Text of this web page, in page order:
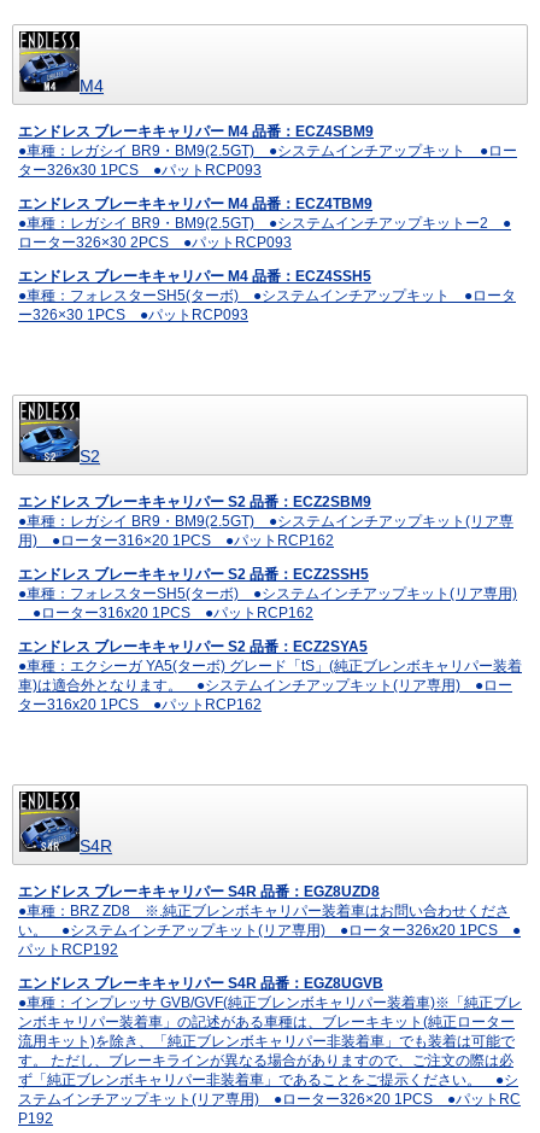
M4
エンドレス ブレーキキャリパー M4 品番：ECZ4SBM9
●車種：レガシイ BR9・BM9(2.5GT) ●システムインチアップキット ●ロー
ター326x30 1PCS ●パットRCP093
エンドレス ブレーキキャリパー M4 品番：ECZ4TBM9
●車種：レガシイ BR9・BM9(2.5GT) ●システムインチアップキットー2 ●
ローター326×30 2PCS ●パットRCP093
エンドレス ブレーキキャリパー M4 品番：ECZ4SSH5
●車種：フォレスターSH5(ターボ) ●システムインチアップキット ●ロータ
ー326×30 1PCS ●パットRCP093
S2
エンドレス ブレーキキャリパー S2 品番：ECZ2SBM9
●車種：レガシイ BR9・BM9(2.5GT) ●システムインチアップキット(リア専
用) ●ローター316×20 1PCS ●パットRCP162
エンドレス ブレーキキャリパー S2 品番：ECZ2SSH5
●車種：フォレスターSH5(ターボ) ●システムインチアップキット(リア専用)
●ローター316x20 1PCS ●パットRCP162
エンドレス ブレーキキャリパー S2 品番：ECZ2SYA5
●車種：エクシーガ YA5(ターボ) グレード「tS」(純正ブレンボキャリパー装着
車)は適合外となります。 ●システムインチアップキット(リア専用) ●ロー
ター316x20 1PCS ●パットRCP162
S4R
エンドレス ブレーキキャリパー S4R 品番：EGZ8UZD8
●車種：BRZ ZD8 ※.純正ブレンボキャリパー装着車はお問い合わせくださ
い。 ●システムインチアップキット(リア専用) ●ローター326x20 1PCS ●
パットRCP192
エンドレス ブレーキキャリパー S4R 品番：EGZ8UGVB
●車種：インプレッサ GVB/GVF(純正ブレンボキャリパー装着車)※「純正ブレ
ンボキャリパー装着車」の記述がある車種は、ブレーキキット(純正ローター
流用キット)を除き、「純正ブレンボキャリパー非装着車」でも装着は可能で
す。 ただし、ブレーキラインが異なる場合がありますので、ご注文の際は必
ず「純正ブレンボキャリパー非装着車」であることをご提示ください。 ●シ
ステムインチアップキット(リア専用) ●ローター326×20 1PCS ●パットRC
P192